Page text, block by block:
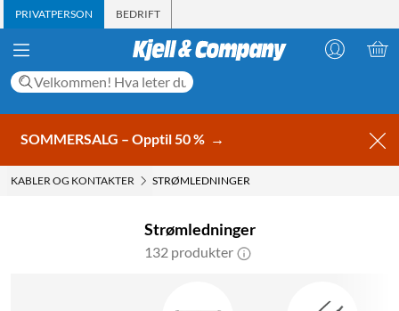
PRIVATPERSON BEDRIFT
SOMMERSALG – Opptil 50 % →
KABLER OG KONTAKTER STRØMLEDNINGER
Strømledninger
132 produkter